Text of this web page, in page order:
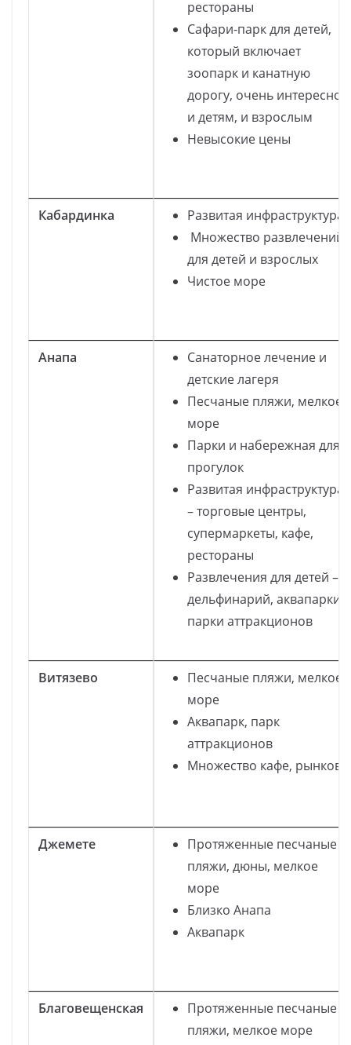
рестораны
Сафари-парк для детей,
который включает
зоопарк и канатную
дорогу, очень интересно
и детям, и взрослым
Невысокие цены
Кабардинка
Развитая инфраструктура
Множество развлечений
для детей и взрослых
Чистое море
Анапа
Санаторное лечение и
детские лагеря
Песчаные пляжи, мелкое
море
Парки и набережная для
прогулок
Развитая инфраструктура
– торговые центры,
супермаркеты, кафе,
рестораны
Развлечения для детей –
дельфинарий, аквапарки,
парки аттракционов
Витязево
Песчаные пляжи, мелкое
море
Аквапарк, парк
аттракционов
Множество кафе, рынков
Джемете
Протяженные песчаные
пляжи, дюны, мелкое
море
Близко Анапа
Аквапарк
Благовещенская
Протяженные песчаные
пляжи, мелкое море